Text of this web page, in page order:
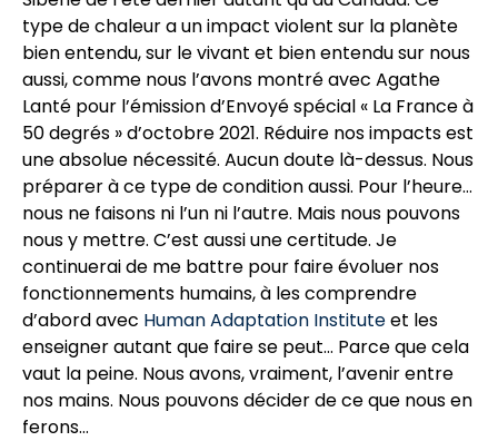
type de chaleur a un impact violent sur la planète
bien entendu, sur le vivant et bien entendu sur nous
aussi, comme nous l’avons montré avec Agathe
Lanté pour l’émission d’Envoyé spécial « La France à
50 degrés » d’octobre 2021. Réduire nos impacts est
une absolue nécessité. Aucun doute là-dessus. Nous
préparer à ce type de condition aussi. Pour l’heure…
nous ne faisons ni l’un ni l’autre. Mais nous pouvons
nous y mettre. C’est aussi une certitude. Je
continuerai de me battre pour faire évoluer nos
fonctionnements humains, à les comprendre
d’abord avec Human Adaptation Instituteet les
enseigner autant que faire se peut… Parce que cela
vaut la peine. Nous avons, vraiment, l’avenir entre
nos mains. Nous pouvons décider de ce que nous en
ferons…